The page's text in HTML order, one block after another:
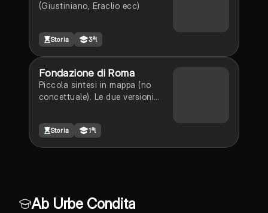
(Giustiniano, Eraclio ecc)
Storia 3ªl
Fondazione di Roma
Piccola sintesi in mappa (no
concettuale). Le due versioni
Storia 1ªl
Ab Urbe Condita